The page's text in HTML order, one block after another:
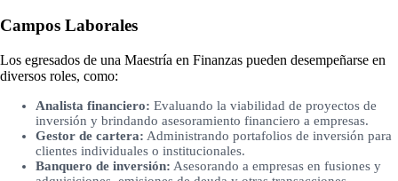
Campos Laborales
Los egresados de una Maestría en Finanzas pueden desempeñarse en
diversos roles, como:
Analista financiero: Evaluando la viabilidad de proyectos de
inversión y brindando asesoramiento financiero a empresas.
Gestor de cartera: Administrando portafolios de inversión para
clientes individuales o institucionales.
Banquero de inversión: Asesorando a empresas en fusiones y